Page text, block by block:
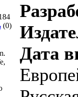
(0)
Дата